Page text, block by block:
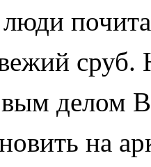
сруб.
делом
на